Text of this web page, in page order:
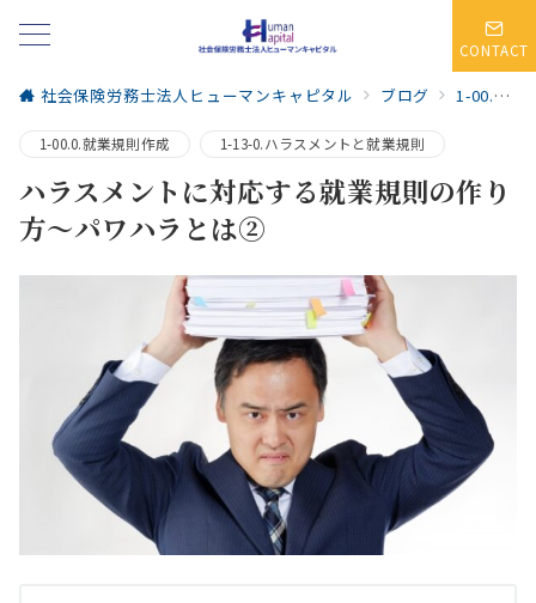
CONTACT
社会保険労務士法人ヒューマンキャピタル ブログ 1-00.0.就業規則作成
1-00.0.就業規則作成 1-13-0.ハラスメントと就業規則
ハラスメントに対応する就業規則の作り
方～パワハラとは②